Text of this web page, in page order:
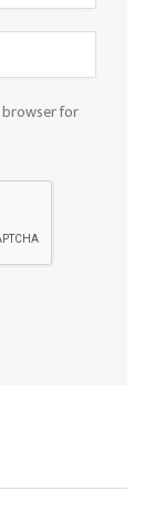
browser for